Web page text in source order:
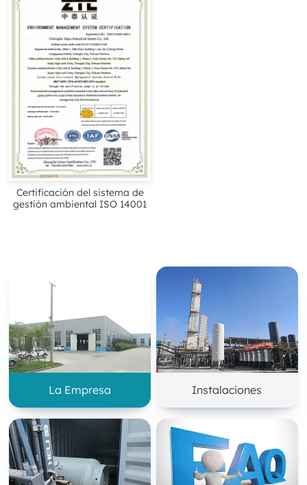
Certificación del sistema de
gestión ambiental ISO 14001
La Empresa Instalaciones